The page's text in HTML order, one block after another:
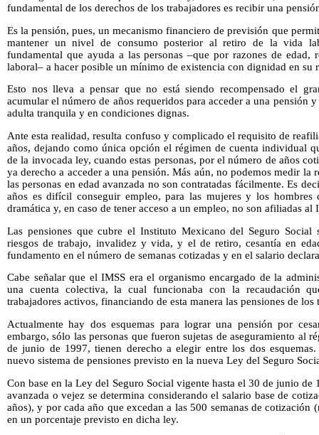
fundamental de los derechos de los trabajadores es recibir una
Es la pensión, pues, un mecanismo financiero de previsión que
mantener un nivel de consumo posterior al retiro de la vida
fundamental que ayuda a las personas –que por razones de edad,
laboral– a hacer posible un mínimo de existencia con dignidad en su
Esto nos lleva a pensar que no está siendo recompensado el
acumular el número de años requeridos para acceder a una pensión
adulta tranquila y en condiciones dignas.
Ante esta realidad, resulta confuso y complicado el requisito de
años, dejando como única opción el régimen de cuenta individual
de la invocada ley, cuando estas personas, por el número de años
ya derecho a acceder a una pensión. Más aún, no podemos medir la
las personas en edad avanzada no son contratadas fácilmente. Es
años es difícil conseguir empleo, para las mujeres y los
dramática y, en caso de tener acceso a un empleo, no son afiliadas al
Las pensiones que cubre el Instituto Mexicano del Seguro Social
riesgos de trabajo, invalidez y vida, y el de retiro, cesantía en
fundamento en el número de semanas cotizadas y en el salario
Cabe señalar que el IMSS era el organismo encargado de la
una cuenta colectiva, la cual funcionaba con la recaudación
trabajadores activos, financiando de esta manera las pensiones de
Actualmente hay dos esquemas para lograr una pensión por
embargo, sólo las personas que fueron sujetas de aseguramiento al
de junio de 1997, tienen derecho a elegir entre los dos
nuevo sistema de pensiones previsto en la nueva Ley del Seguro
Con base en la Ley del Seguro Social vigente hasta el 30 de junio de
avanzada o vejez se determina considerando el salario base de
años), y por cada año que excedan a las 500 semanas de cotización
en un porcentaje previsto en dicha ley.